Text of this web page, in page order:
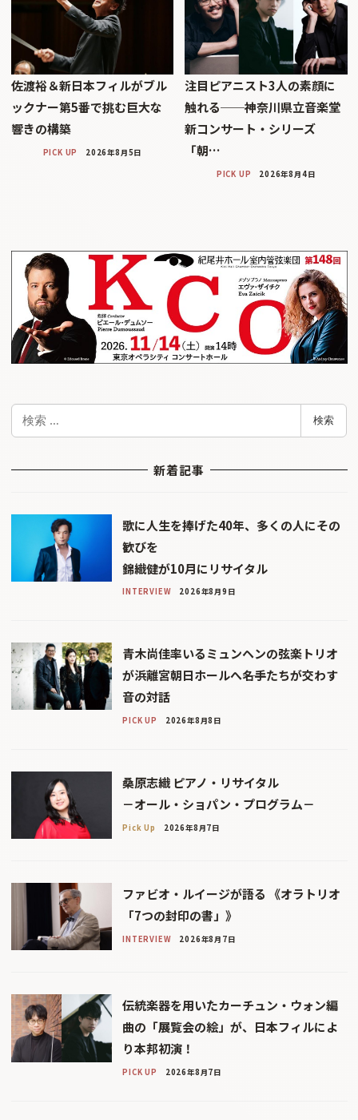
佐渡裕＆新日本フィルがブル
ックナー第5番で挑む巨大な
響きの構築
PICK UP 2026年8月5日
注目ピアニスト3人の素顔に
触れる──神奈川県立音楽堂
新コンサート・シリーズ
「朝…
PICK UP 2026年8月4日
検
検索
新着記事
歌に人生を捧げた40年、多くの人にその
歓びを
錦織健が10月にリサイタル
INTERVIEW 2026年8月9日
青木尚佳率いるミュンヘンの弦楽トリオ
が浜離宮朝日ホールへ――名手たちが交わす
音の対話
PICK UP 2026年8月8日
桑原志織 ピアノ・リサイタル
－オール・ショパン・プログラム－
Pick Up 2026年8月7日
ファビオ・ルイージが語る 《オラトリオ
「7つの封印の書」》
INTERVIEW 2026年8月7日
伝統楽器を用いたカーチュン・ウォン編
曲の「展覧会の絵」が、日本フィルによ
り本邦初演！
PICK UP 2026年8月7日